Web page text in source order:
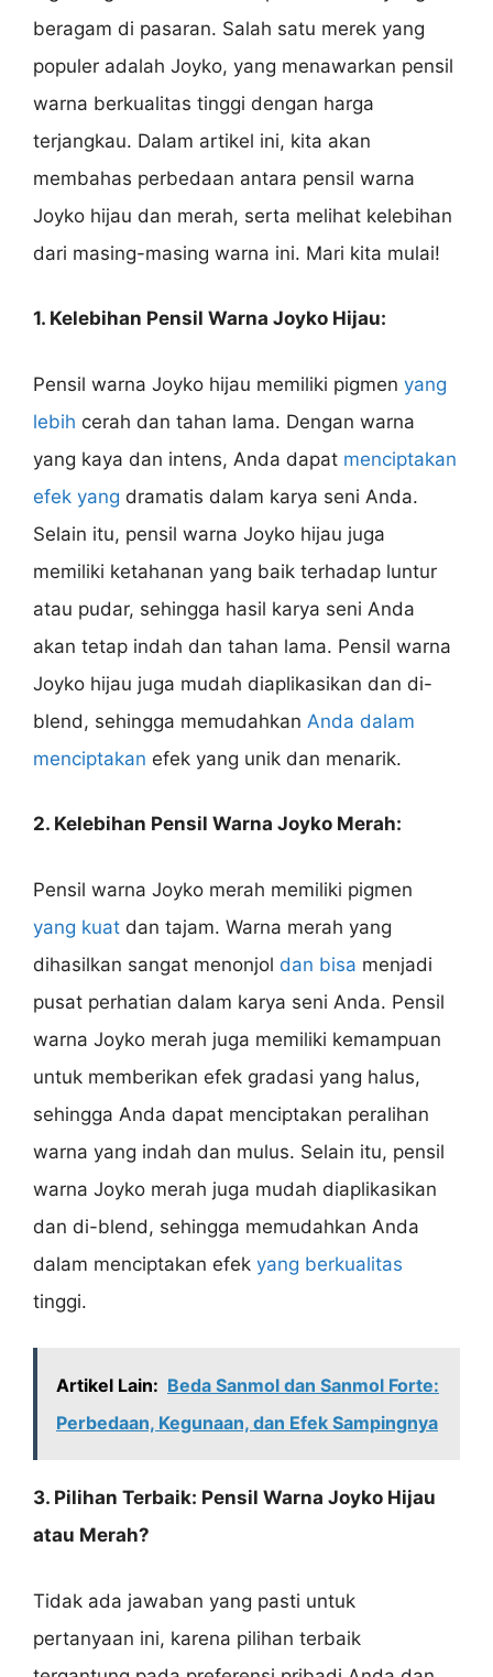
beragam di pasaran. Salah satu merek yang
populer adalah Joyko, yang menawarkan pensil
warna berkualitas tinggi dengan harga
terjangkau. Dalam artikel ini, kita akan
membahas perbedaan antara pensil warna
Joyko hijau dan merah, serta melihat kelebihan
dari masing-masing warna ini. Mari kita mulai!
1. Kelebihan Pensil Warna Joyko Hijau:
Pensil warna Joyko hijau memiliki pigmen yang
lebih cerah dan tahan lama. Dengan warna
yang kaya dan intens, Anda dapat menciptakan
efek yang dramatis dalam karya seni Anda.
Selain itu, pensil warna Joyko hijau juga
memiliki ketahanan yang baik terhadap luntur
atau pudar, sehingga hasil karya seni Anda
akan tetap indah dan tahan lama. Pensil warna
Joyko hijau juga mudah diaplikasikan dan di-
blend, sehingga memudahkan Anda dalam
menciptakan efek yang unik dan menarik.
2. Kelebihan Pensil Warna Joyko Merah:
Pensil warna Joyko merah memiliki pigmen
yang kuat dan tajam. Warna merah yang
dihasilkan sangat menonjol dan bisa menjadi
pusat perhatian dalam karya seni Anda. Pensil
warna Joyko merah juga memiliki kemampuan
untuk memberikan efek gradasi yang halus,
sehingga Anda dapat menciptakan peralihan
warna yang indah dan mulus. Selain itu, pensil
warna Joyko merah juga mudah diaplikasikan
dan di-blend, sehingga memudahkan Anda
dalam menciptakan efek yang berkualitas
tinggi.
Artikel Lain: Beda Sanmol dan Sanmol Forte:
Perbedaan, Kegunaan, dan Efek Sampingnya
3. Pilihan Terbaik: Pensil Warna Joyko Hijau
atau Merah?
Tidak ada jawaban yang pasti untuk
pertanyaan ini, karena pilihan terbaik